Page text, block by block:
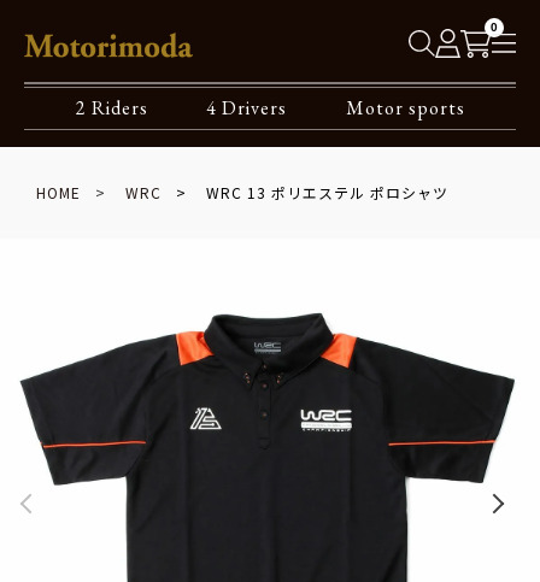
0
2 Riders 4 Drivers Motor sports
HOME WRC WRC 13 ポリエステル ポロシャツ